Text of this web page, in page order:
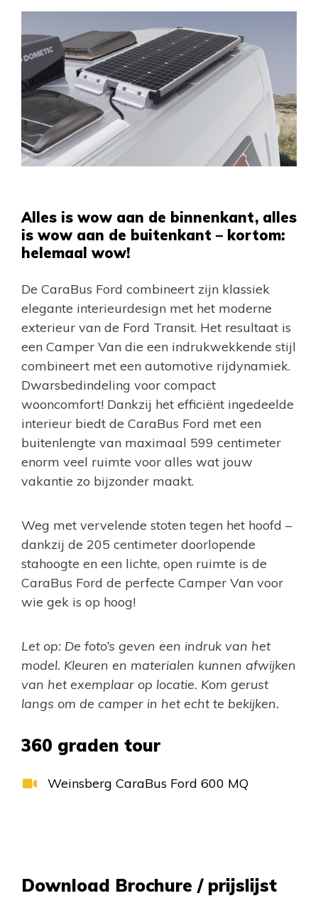
Alles is wow aan de binnenkant, alles
is wow aan de buitenkant – kortom:
helemaal wow!
De CaraBus Ford combineert zijn klassiek
elegante interieurdesign met het moderne
exterieur van de Ford Transit. Het resultaat is
een Camper Van die een indrukwekkende stijl
combineert met een automotive rijdynamiek.
Dwarsbedindeling voor compact
wooncomfort! Dankzij het efficiënt ingedeelde
interieur biedt de CaraBus Ford met een
buitenlengte van maximaal 599 centimeter
enorm veel ruimte voor alles wat jouw
vakantie zo bijzonder maakt.
Weg met vervelende stoten tegen het hoofd –
dankzij de 205 centimeter doorlopende
stahoogte en een lichte, open ruimte is de
CaraBus Ford de perfecte Camper Van voor
wie gek is op hoog!
Let op: De foto’s geven een indruk van het
model. Kleuren en materialen kunnen afwijken
van het exemplaar op locatie. Kom gerust
langs om de camper in het echt te bekijken.
360 graden tour
Weinsberg CaraBus Ford 600 MQ
Download Brochure / prijslijst